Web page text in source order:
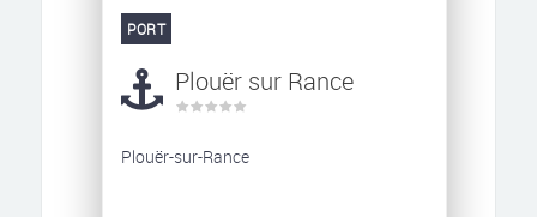
PORT
Plouër sur Rance
Plouër-sur-Rance